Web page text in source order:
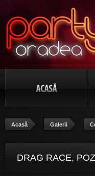
Acasă Galerii
DRAG RACE,